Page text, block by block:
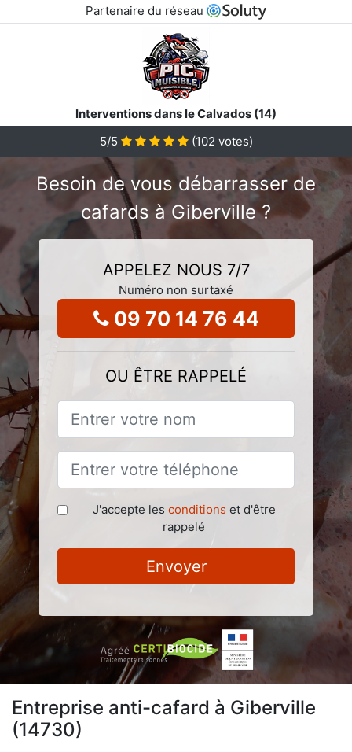
Partenaire du réseau
Interventions dans le Calvados (14)
5/5 (102 votes)
Besoin de vous débarrasser de
cafards à Giberville ?
APPELEZ NOUS 7/7
Numéro non surtaxé
09 70 14 76 44
OU ÊTRE RAPPELÉ
J'accepte les conditions et d'être
rappelé
Envoyer
Entreprise anti-cafard à Giberville
(14730)